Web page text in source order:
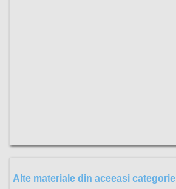
Alte materiale din aceeasi categorie